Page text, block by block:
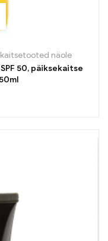
näole
50, päiksekaitse